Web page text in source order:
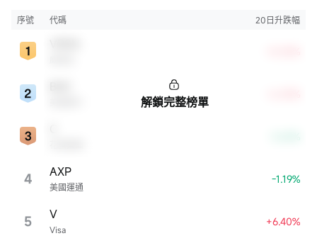
序號 代碼 20日升跌幅
4 美國運通
AXP -1.19%
5 Visa
V +6.40%
解鎖完整榜單